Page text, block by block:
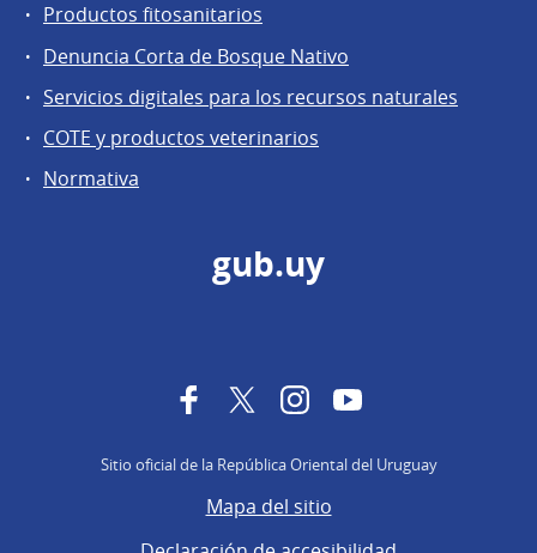
Productos fitosanitarios
Denuncia Corta de Bosque Nativo
Servicios digitales para los recursos naturales
COTE y productos veterinarios
Normativa
gub.uy
FacebookTwitterInstagramYouTube
Sitio oficial de la República Oriental del Uruguay
Mapa del sitio